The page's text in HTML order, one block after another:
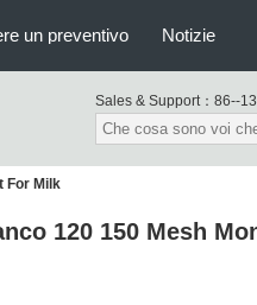
un preventivo Notizie
Sales & Support： 86--
For Milk
120 150 Mesh